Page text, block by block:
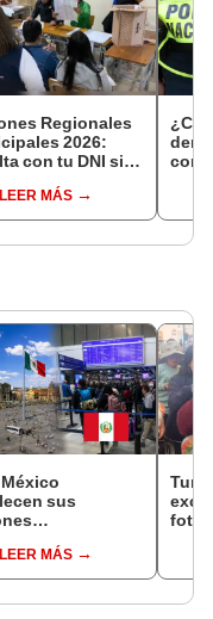
Regionales
2026:
con tu DNI si
para este 4 de
en el link oficial
LEER MÁS
con
sus
los visados?
LEER MÁS